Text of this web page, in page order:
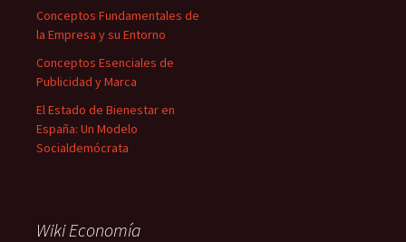
Conceptos Fundamentales de
la Empresa y su Entorno
Conceptos Esenciales de
Publicidad y Marca
El Estado de Bienestar en
España: Un Modelo
Socialdemócrata
Wiki Economía